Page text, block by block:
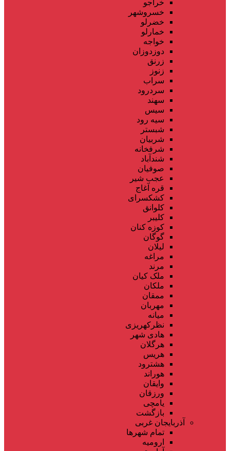
خراجو
خسروشهر
خضرلو
خمارلو
خواجه
دوزدوزان
زرنق
زنوز
سراب
سردرود
سهند
سیس
سیه رود
شبستر
شربیان
شرفخانه
شندآباد
صوفیان
عجب شیر
قره آغاج
کشکسرای
کلوانق
کلیبر
کوزه کنان
گوگان
لیلان
مراغه
مرند
ملک کیان
ملکان
ممقان
مهربان
میانه
نظرکهریزی
هادی شهر
هرگلان
هریس
هشترود
هوراند
وایقان
ورزقان
یامچی
بازگشت
آذربایجان غربی
تمام شهر‌ها
ارومیه